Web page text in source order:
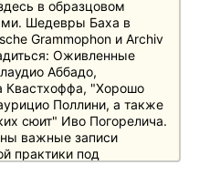
в образцовом
Шедевры Баха в
Grammophon и Archiv
Оживленные
Аббадо,
Квастхоффа, "Хорошо
Поллини, а также
сюит" Иво Погорелича.
важные записи
практики под